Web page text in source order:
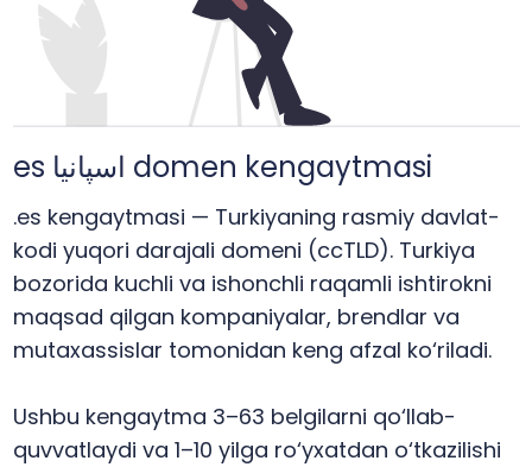
es اسپانیا domen kengaytmasi
.es kengaytmasi — Turkiyaning rasmiy davlat-
kodi yuqori darajali domeni (ccTLD). Turkiya
bozorida kuchli va ishonchli raqamli ishtirokni
maqsad qilgan kompaniyalar, brendlar va
mutaxassislar tomonidan keng afzal ko‘riladi.
Ushbu kengaytma 3–63 belgilarni qo‘llab-
quvvatlaydi va 1–10 yilga ro‘yxatdan o‘tkazilishi